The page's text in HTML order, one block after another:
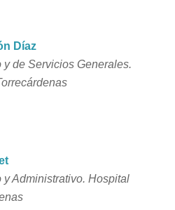
Díaz
de Servicios Generales.
Administrativo. Hospital